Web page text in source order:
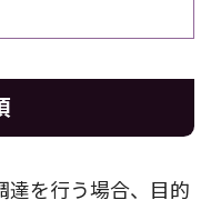
達を行う場合、目的